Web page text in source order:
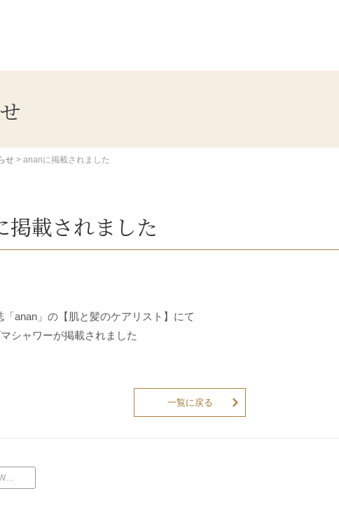
せ > ananに掲載されました
掲載されました
「anan」の【肌と髪のケアリスト】にて
シャワーが掲載されました
一覧に戻る
ョン